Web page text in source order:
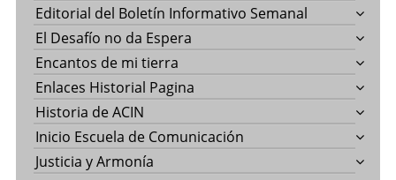
Editorial del Boletín Informativo Semanal
El Desafío no da Espera
Encantos de mi tierra
Enlaces Historial Pagina
Historia de ACIN
Inicio Escuela de Comunicación
Justicia y Armonía